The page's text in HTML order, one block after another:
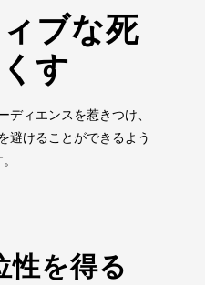
ブな死
す
ィエンスを惹きつけ、
避けることができるよう
性を得る